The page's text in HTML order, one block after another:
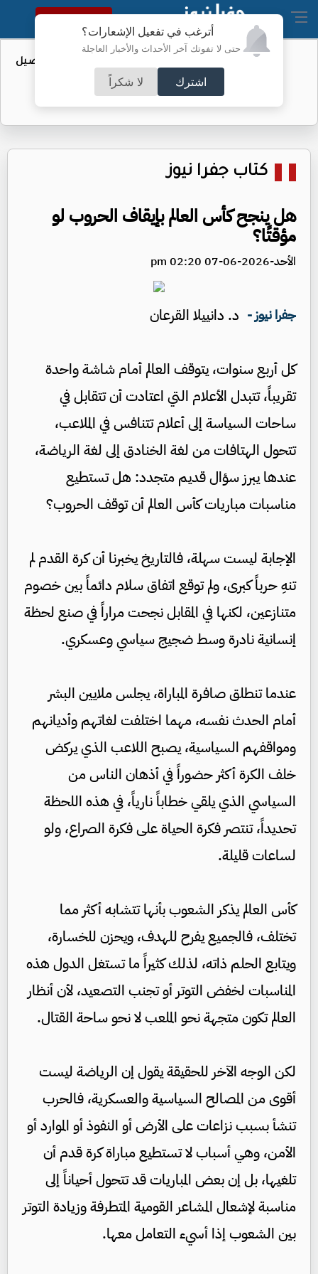
أترغب في تفعيل الإشعارات؟
حتى لا تفوتك آخر الأحداث والأخبار العاجلة
اشترك لا شكراً
النسخة الكاملة
عطاء حكومي لتعزيز مخزون النفط - تفاصيل
كتاب جفرا نيوز
هل ينجح كأس العالم بإيقاف الحروب لو
مؤقتًا؟
الأحد-2026-06-07 02:20 pm
جفرا نيوز - د. دانييلا القرعان
كل أربع سنوات، يتوقف العالم أمام شاشة واحدة
تقريباً، تتبدل الأعلام التي اعتادت أن تتقابل في
ساحات السياسة إلى أعلام تتنافس في الملاعب،
تتحول الهتافات من لغة الخنادق إلى لغة الرياضة،
عندها يبرز سؤال قديم متجدد: هل تستطيع
مناسبات مباريات كأس العالم أن توقف الحروب؟
الإجابة ليست سهلة، فالتاريخ يخبرنا أن كرة القدم لم
تنهِ حرباً كبرى، ولم توقع اتفاق سلام دائماً بين خصوم
متنازعين، لكنها في المقابل نجحت مراراً في صنع لحظة
إنسانية نادرة وسط ضجيج سياسي وعسكري.
عندما تنطلق صافرة المباراة، يجلس ملايين البشر
أمام الحدث نفسه، مهما اختلفت لغاتهم وأديانهم
ومواقفهم السياسية، يصبح اللاعب الذي يركض
خلف الكرة أكثر حضوراً في أذهان الناس من
السياسي الذي يلقي خطاباً نارياً، في هذه اللحظة
تحديداً، تنتصر فكرة الحياة على فكرة الصراع، ولو
لساعات قليلة.
كأس العالم يذكر الشعوب بأنها تتشابه أكثر مما
تختلف، فالجميع يفرح للهدف، ويحزن للخسارة،
ويتابع الحلم ذاته، لذلك كثيراً ما تستغل الدول هذه
المناسبات لخفض التوتر أو تجنب التصعيد، لأن أنظار
العالم تكون متجهة نحو الملعب لا نحو ساحة القتال.
لكن الوجه الآخر للحقيقة يقول إن الرياضة ليست
أقوى من المصالح السياسية والعسكرية، فالحرب
تنشأ بسبب نزاعات على الأرض أو النفوذ أو الموارد أو
الأمن، وهي أسباب لا تستطيع مباراة كرة قدم أن
تلغيها، بل إن بعض المباريات قد تتحول أحياناً إلى
مناسبة لإشعال المشاعر القومية المتطرفة وزيادة التوتر
بين الشعوب إذا أسيء التعامل معها.